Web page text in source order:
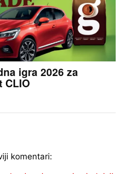
igra 2026 za
CLIO
komentari: